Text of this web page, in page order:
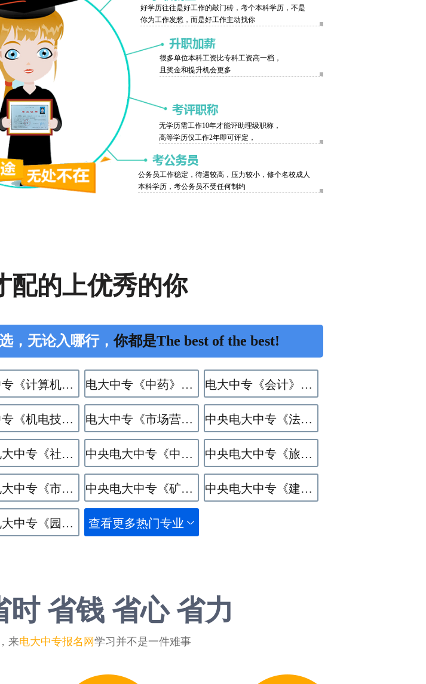
好学历往往是好工作的敲门砖，考个本科学历，不是
你为工作发愁，而是好工作主动找你
很多单位本科工资比专科工资高一档，
且奖金和提升机会更多
无学历需工作10年才能评助理级职称，
高等学历仅工作2年即可评定，
公务员工作稳定，待遇较高，压力较小，修个名校成人
本科学历，考公务员不受任何制约
配的上优秀的你
，无论入哪行，你都是The best of the best!
电大中专《计算机应用》专业 电大中专《中药》专业 电大中专《会计》专业
电大中专《机电技术应用》专业 电大中专《市场营销》专业 中央电大中专《法律事务》专业
中央电大中专《社区公共事务管理》专业 中央电大中专《中餐烹饪》专业 中央电大中专《旅游服务与管理》专业
中央电大中专《市政工程施工》专业 中央电大中专《矿井通风与安全》专业 中央电大中专《建筑水电设备安装与运维》专业
中央电大中专《园林技术》专业 查看更多热门专业
时 省钱 省心 省力
来电大中专报名网 学习并不是一件难事